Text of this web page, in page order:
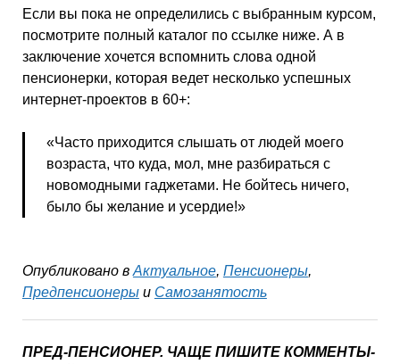
Если вы пока не определились с выбранным курсом,
посмотрите полный каталог по ссылке ниже. А в
заключение хочется вспомнить слова одной
пенсионерки, которая ведет несколько успешных
интернет-проектов в 60+:
«Часто приходится слышать от людей моего
возраста, что куда, мол, мне разбираться с
новомодными гаджетами. Не бойтесь ничего,
было бы желание и усердие!»
Опубликовано в Актуальное, Пенсионеры,
Предпенсионерыи Самозанятость
ПРЕД-ПЕНСИОНЕР. ЧАЩЕ ПИШИТЕ КОММЕНТЫ-